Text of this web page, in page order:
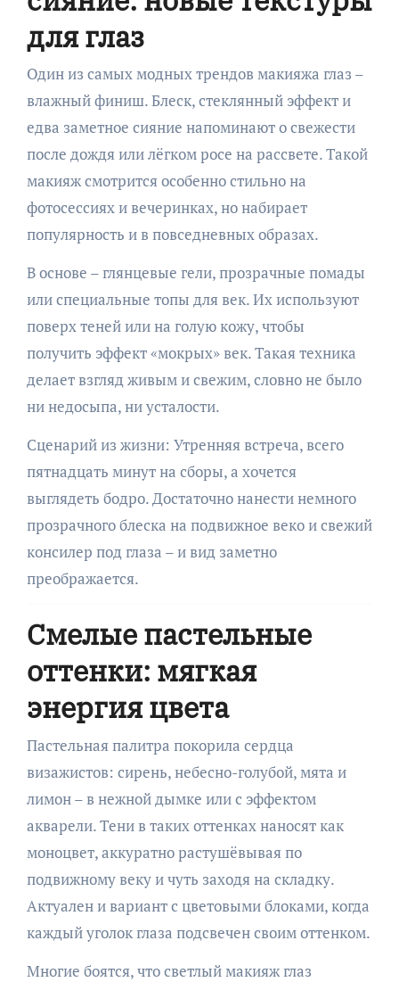
для глаз
Один из самых модных трендов макияжа глаз –
влажный финиш. Блеск, стеклянный эффект и
едва заметное сияние напоминают о свежести
после дождя или лёгком росе на рассвете. Такой
макияж смотрится особенно стильно на
фотосессиях и вечеринках, но набирает
популярность и в повседневных образах.
В основе – глянцевые гели, прозрачные помады
или специальные топы для век. Их используют
поверх теней или на голую кожу, чтобы
получить эффект «мокрых» век. Такая техника
делает взгляд живым и свежим, словно не было
ни недосыпа, ни усталости.
Сценарий из жизни: Утренняя встреча, всего
пятнадцать минут на сборы, а хочется
выглядеть бодро. Достаточно нанести немного
прозрачного блеска на подвижное веко и свежий
консилер под глаза – и вид заметно
преображается.
Смелые пастельные
оттенки: мягкая
энергия цвета
Пастельная палитра покорила сердца
визажистов: сирень, небесно-голубой, мята и
лимон – в нежной дымке или с эффектом
акварели. Тени в таких оттенках наносят как
моноцвет, аккуратно растушёвывая по
подвижному веку и чуть заходя на складку.
Актуален и вариант с цветовыми блоками, когда
каждый уголок глаза подсвечен своим оттенком.
Многие боятся, что светлый макияж глаз